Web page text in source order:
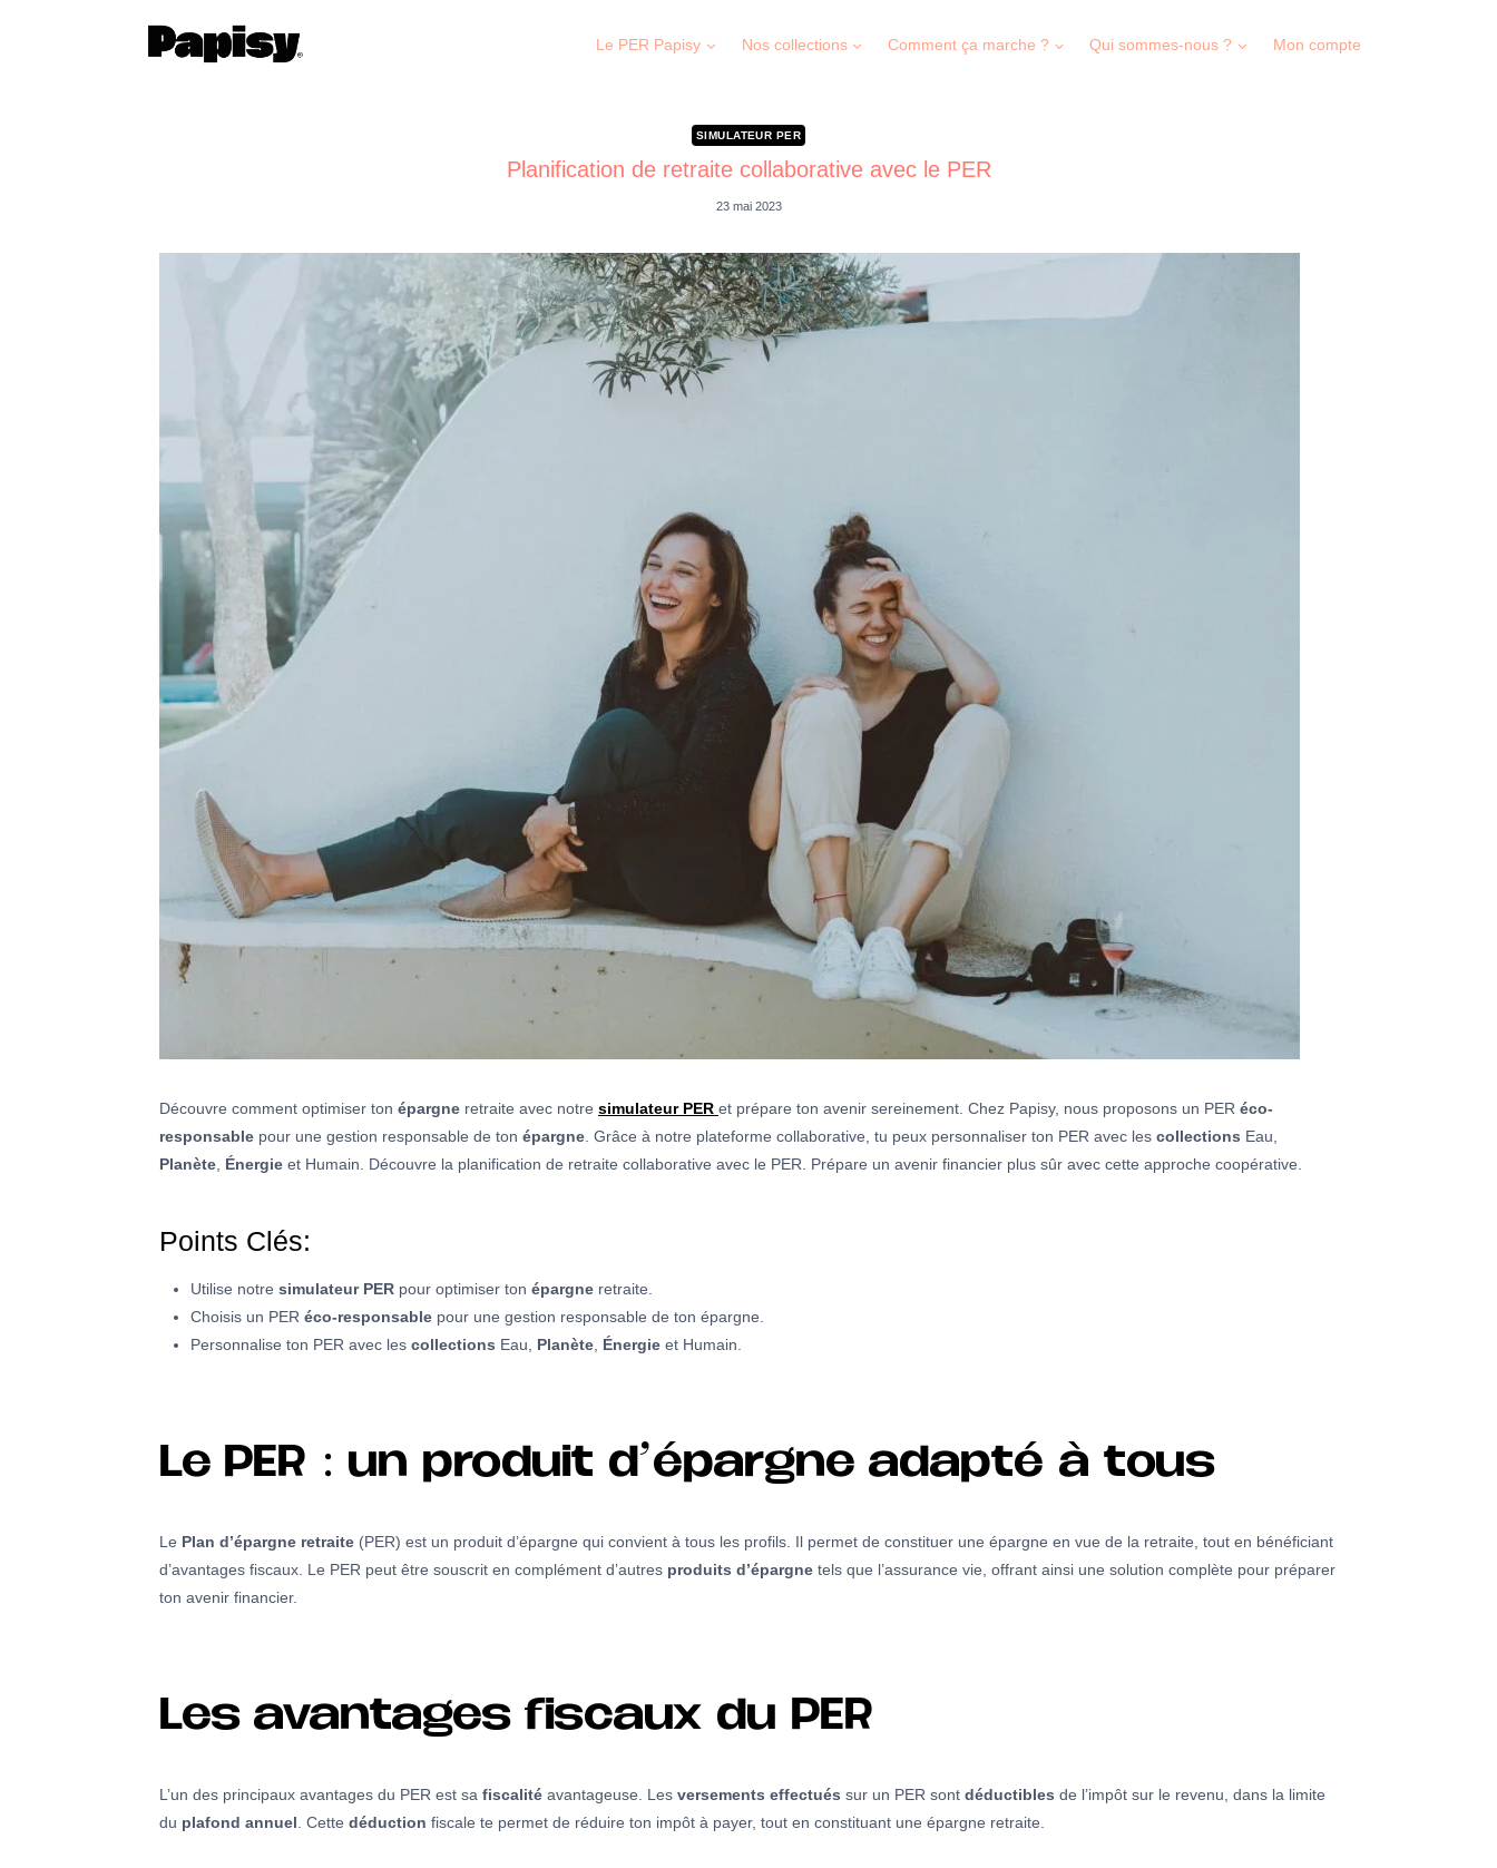
Le PER Papisy Nos collections Comment ça marche ? Qui sommes-nous ? Mon compte
SIMULATEUR PER
Planification de retraite collaborative avec le PER
23 mai 2023
Découvre comment optimiser ton épargne retraite avec notre simulateur PER et prépare ton avenir sereinement. Chez Papisy, nous proposons un PER éco-
responsable pour une gestion responsable de ton épargne . Grâce à notre plateforme collaborative, tu peux personnaliser ton PER avec les collections Eau,
Planète Énergie et Humain. Découvre la planification de retraite collaborative avec le PER. Prépare un avenir financier plus sûr avec cette approche coopérative.
Points Clés:
Utilise notre simulateur PER pour optimiser ton épargne retraite.
Choisis un PER éco-responsable pour une gestion responsable de ton épargne.
Personnalise ton PER avec les collections Eau, Planète Énergie et Humain.
Le PER : un produit d’épargne adapté à tous
Le Plan d’épargne retraite (PER) est un produit d’épargne qui convient à tous les profils. Il permet de constituer une épargne en vue de la retraite, tout en bénéficiant
d’avantages fiscaux. Le PER peut être souscrit en complément d’autres produits d’épargne tels que l’assurance vie, offrant ainsi une solution complète pour préparer
ton avenir financier.
Les avantages fiscaux du PER
L’un des principaux avantages du PER est sa fiscalité avantageuse. Les versements effectués sur un PER sont déductibles de l’impôt sur le revenu, dans la limite
du plafond annuel . Cette déduction fiscale te permet de réduire ton impôt à payer, tout en constituant une épargne retraite.